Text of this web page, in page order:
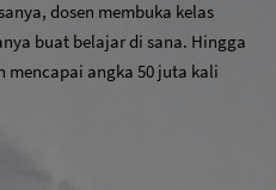
buat belajar di sana. Hingga
mencapai angka 50 juta kali